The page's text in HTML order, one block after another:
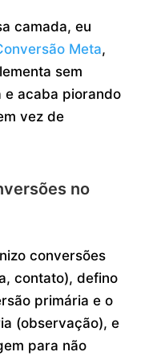
camada, eu
Meta,
sem
acaba piorando
vez de
no
conversões
contato), defino
primária e o
(observação), e
para não